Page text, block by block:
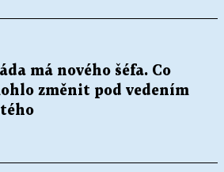
má nového šéfa. Co
změnit pod vedením